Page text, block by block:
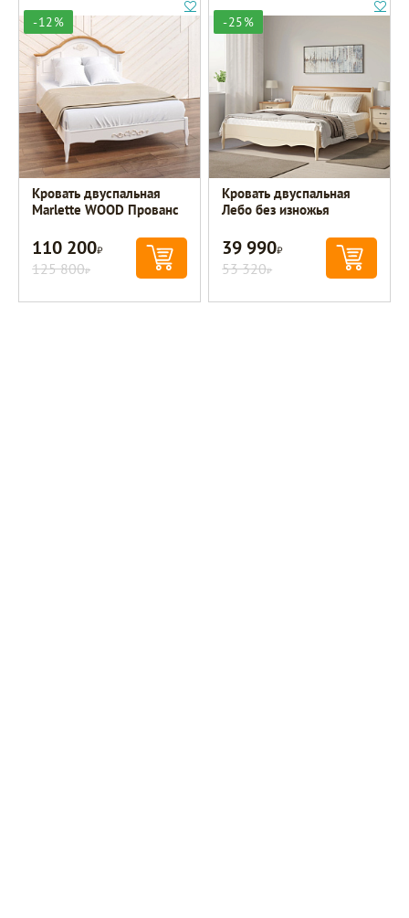
-12%
Кровать двуспальная
Marlette WOOD Прованс
110 200Р
125 800Р
-25%
Кровать двуспальная
Лебо без изножья
39 990Р
53 320Р